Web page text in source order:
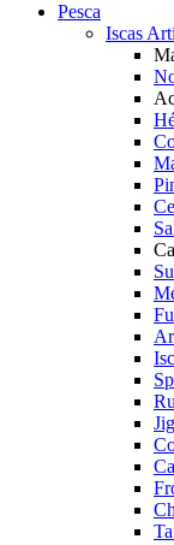
Pesca
Iscas
Jig